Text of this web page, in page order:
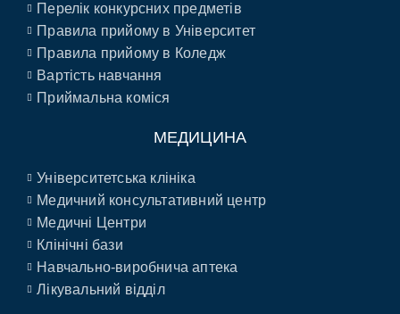
Перелік конкурсних предметів
Правила прийому в Університет
Правила прийому в Коледж
Вартість навчання
Приймальна коміся
МЕДИЦИНА
Університетська клініка
Медичний консультативний центр
Медичні Центри
Клінічні бази
Навчально-виробнича аптека
Лікувальний відділ